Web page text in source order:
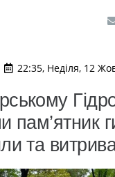
22:35, Неділя, 12
пам’ятник
та